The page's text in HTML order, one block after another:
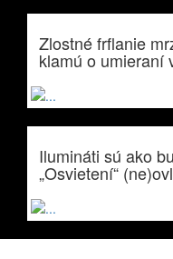
Zlostné frflanie
klamú o umieraní
Ilumináti sú ako
„Osvietení“